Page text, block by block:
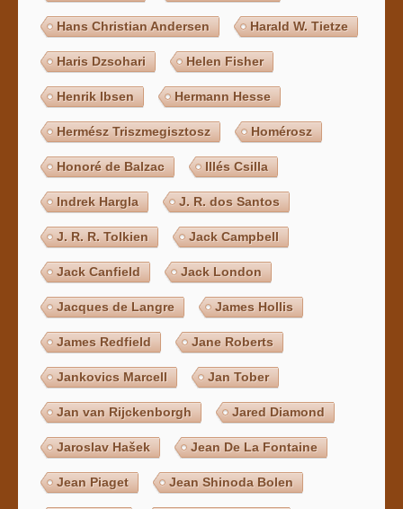
Hans Christian Andersen Harald W. Tietze
Haris Dzsohari Helen Fisher
Henrik Ibsen Hermann Hesse
Hermész Triszmegisztosz Homérosz
Honoré de Balzac Illés Csilla
Indrek Hargla J. R. dos Santos
J. R. R. Tolkien Jack Campbell
Jack Canfield Jack London
Jacques de Langre James Hollis
James Redfield Jane Roberts
Jankovics Marcell Jan Tober
Jan van Rijckenborgh Jared Diamond
Jaroslav Hašek Jean De La Fontaine
Jean Piaget Jean Shinoda Bolen